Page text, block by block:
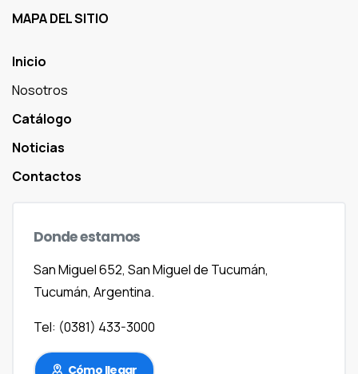
MAPA DEL SITIO
Inicio
Nosotros
Catálogo
Noticias
Contactos
Dondeestamos
San Miguel 652, San Miguel de Tucumán,
Tucumán, Argentina.
Tel: (0381) 433-3000
Cómo llegar